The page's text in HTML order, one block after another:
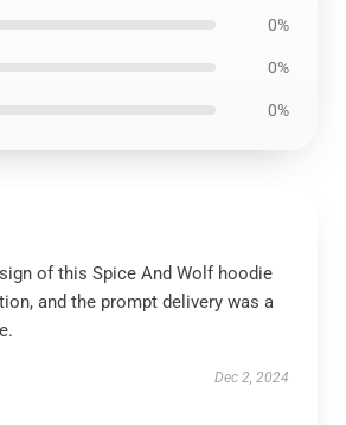
0%
0%
0%
of this Spice And Wolf hoodie
and the prompt delivery was a
Dec 2, 2024